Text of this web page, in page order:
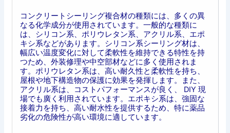
コンクリートシーリング複合材の種類には、多くの異
なる化学成分が使用されています。一般的な種類に
は、シリコン系、ポリウレタン系、アクリル系、エポ
キシ系などがあります。シリコン系シーリング材は、
幅広い温度変化に対して柔軟性を維持できる特性を持
つため、外装修理や中空部材などに多く使用されま
す。ポリウレタン系は、高い耐久性と柔軟性を持ち、
屋根や地下構造物の保護に効果を発揮します。また、
アクリル系は、コストパフォーマンスが良く、 DIY 現
場でも廣く利用されています。エポキシ系は、強固な
接着力を持ち、高い耐水性を提供するため、特に薬品
劣化の危険性が高い環境に適しています。